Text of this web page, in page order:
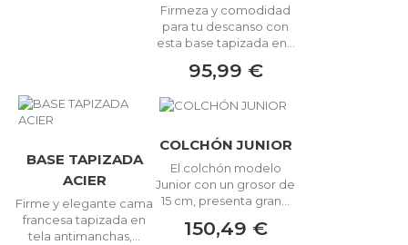
Firmeza y comodidad
para tu descanso con
esta base tapizada en...
95,99 €
BASE TAPIZADA
ACIER
Firme y elegante cama
francesa tapizada en
tela antimanchas,...
COLCHÓN JUNIOR
El colchón modelo
Junior con un grosor de
15 cm, presenta gran...
150,49 €